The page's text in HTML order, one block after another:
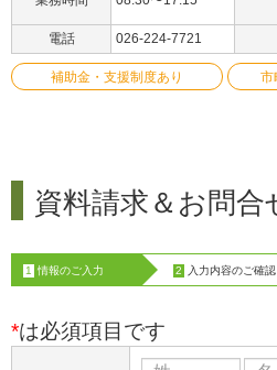
電話
026-224-7721
補助金・支援制度あり 市
資料請求＆お問合
1 情報のご入力 2 入力内容のご確認
*は必須項目です